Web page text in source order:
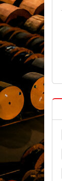
ASD 3085